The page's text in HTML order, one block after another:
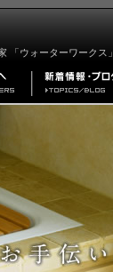
「ウォーターワークス」